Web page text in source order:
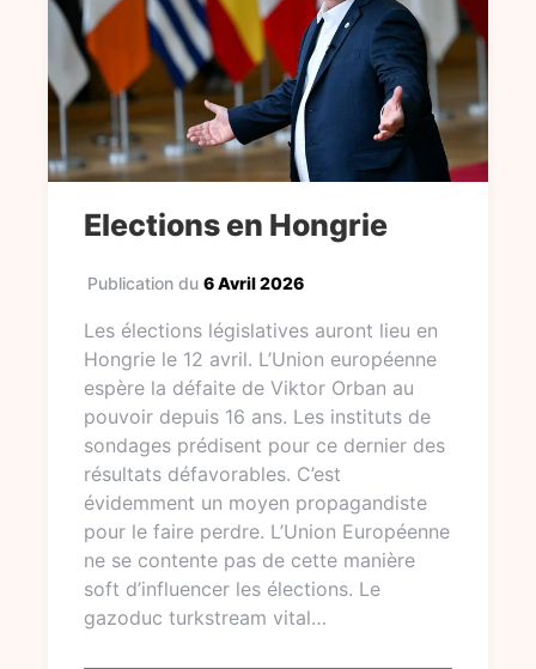
Elections en Hongrie
Publication du 6 Avril 2026
Les élections législatives auront lieu en
Hongrie le 12 avril. L’Union européenne
espère la défaite de Viktor Orban au
pouvoir depuis 16 ans. Les instituts de
sondages prédisent pour ce dernier des
résultats défavorables. C’est
évidemment un moyen propagandiste
pour le faire perdre. L’Union Européenne
ne se contente pas de cette manière
soft d’influencer les élections. Le
gazoduc turkstream vital…